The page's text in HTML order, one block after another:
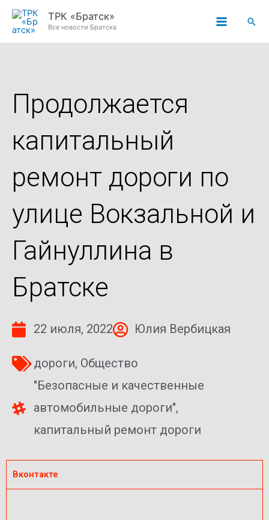
Перейти
ТРК «Братск»
Все новости Братска
Продолжается
капитальный
ремонт дороги по
улице Вокзальной и
Гайнуллина в
Братске
22 июля, 2022 Юлия Вербицкая
дороги, Общество
"Безопасные и качественные
автомобильные дороги",
капитальный ремонт дороги
Вконтакте